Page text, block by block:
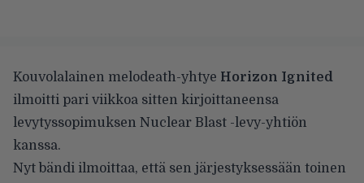
Kouvolalainen melodeath-yhtye Horizon Ignited
ilmoitti pari viikkoa sitten kirjoittaneensa
levytyssopimuksen Nuclear Blast -levy-yhtiön
kanssa.
Nyt bändi ilmoittaa, että sen järjestyksessään toinen